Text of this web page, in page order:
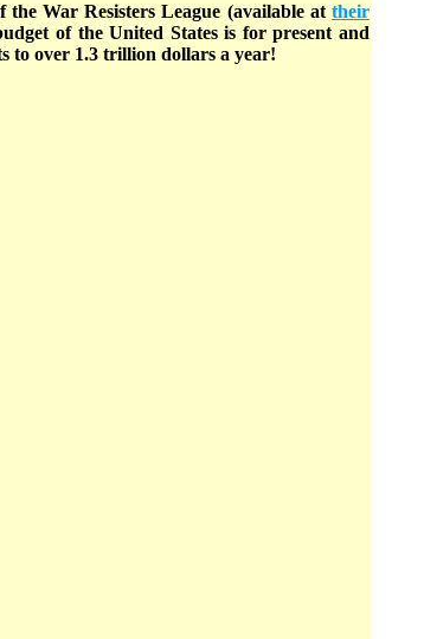
War Resisters League (available at their
of the United States is for present and
to over 1.3 trillion dollars a year!